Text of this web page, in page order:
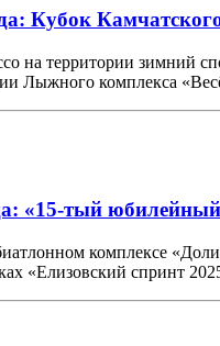
Кубок
на территории зимний
Лыжного комплекса
«15-тый
комплексе
«Елизовский